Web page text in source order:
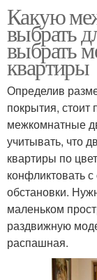
Какую
выбрать
выбрать
квартиры
Определив
покрытия, стоит
межкомнатные
учитывать, что
квартиры по
конфликтовать
обстановки.
маленьком
раздвижную
распашная.